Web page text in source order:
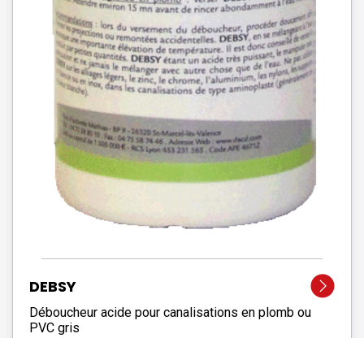
DEBSY
Déboucheur acide pour canalisations en plomb ou
PVC gris